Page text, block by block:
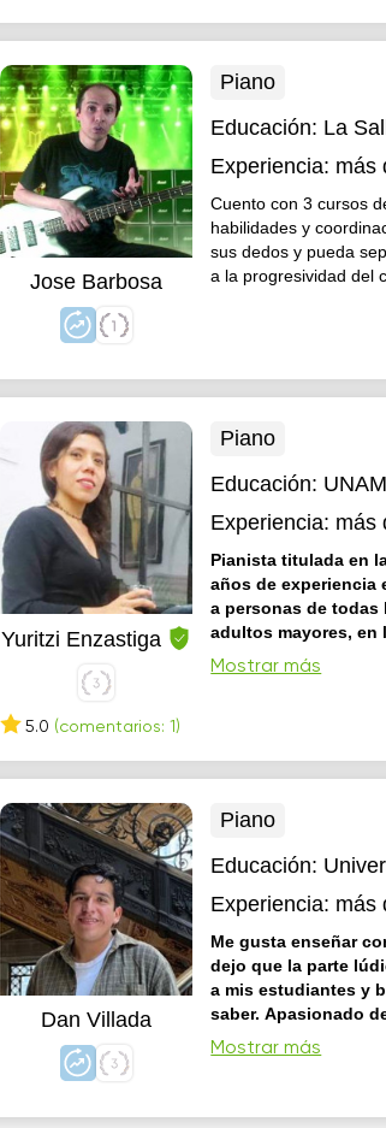
Jose Barbosa
Piano
Educación: La
Experiencia: más
Cuento con 3 cursos
habilidades y
sus dedos y pueda
a la progresividad del
Yuritzi Enzastiga
5.0 (comentarios: 1)
Piano
Educación:
Experiencia: más
Pianista titulada en
años de experiencia
a personas de todas
adultos mayores, en
Yuritzi Franco
Krisztina Deli Aniko y
Mostrar más
Dan Villada
Piano
Educación:
Experiencia: más
Me gusta enseñar
dejo que la parte
a mis estudiantes y
saber. Apasionado de la lectura, los libros, el manga, y las caminatas
largas.
Soy
analizar y comprender
Mostrar más